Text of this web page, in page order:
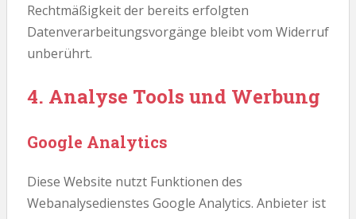
Rechtmäßigkeit der bereits erfolgten
Datenverarbeitungsvorgänge bleibt vom Widerruf
unberührt.
4. Analyse Tools und Werbung
Google Analytics
Diese Website nutzt Funktionen des
Webanalysedienstes Google Analytics. Anbieter ist